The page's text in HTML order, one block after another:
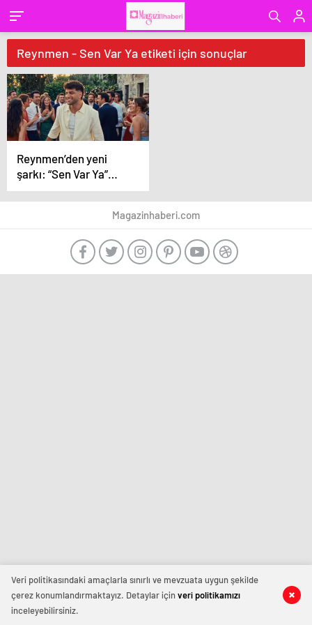
Reynmen - Sen Var Ya etiketi için sonuçlar
Reynmen’den yeni
şarkı: “Sen Var Ya”
yayınlandı
Magazinhaberi.com
Veri politikasındaki amaçlarla sınırlı ve mevzuata uygun şekilde
çerez konumlandırmaktayız. Detaylar içinveri politikamızı
inceleyebilirsiniz.